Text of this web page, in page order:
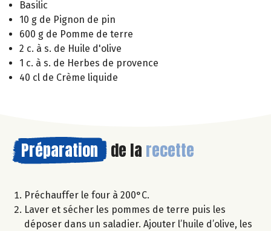
Basilic
10 g de Pignon de pin
600 g de Pomme de terre
2 c. à s. de Huile d'olive
1 c. à s. de Herbes de provence
40 cl de Crème liquide
Préparation de la recette
Préchauffer le four à 200°C.
Laver et sécher les pommes de terre puis les
déposer dans un saladier. Ajouter l’huile d’olive, les